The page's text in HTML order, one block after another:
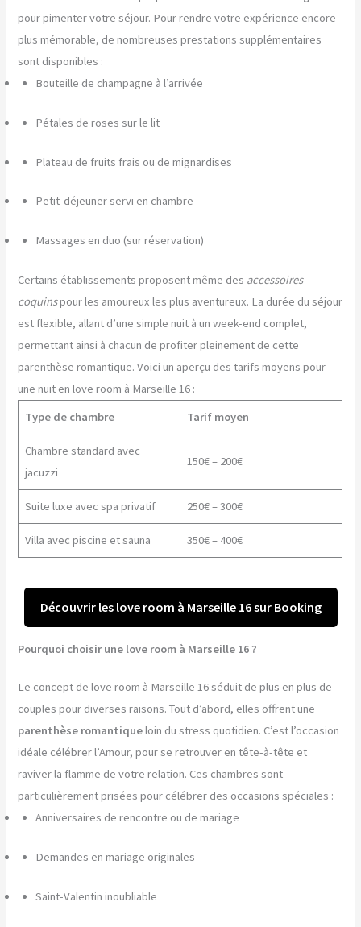
pour pimenter votre séjour. Pour rendre votre expérience encore
plus mémorable, de nombreuses prestations supplémentaires
sont disponibles :
Bouteille de champagne à l’arrivée
Pétales de roses sur le lit
Plateau de fruits frais ou de mignardises
Petit-déjeuner servi en chambre
Massages en duo (sur réservation)
Certains établissements proposent même des accessoires
coquinspour les amoureux les plus aventureux. La durée du séjour
est flexible, allant d’une simple nuit à un week-end complet,
permettant ainsi à chacun de profiter pleinement de cette
parenthèse romantique. Voici un aperçu des tarifs moyens pour
une nuit en love room à Marseille 16 :
Type de chambre
Tarif moyen
Chambre standard avec
jacuzzi
150€ – 200€
Suite luxe avec spa privatif 250€ – 300€
Villa avec piscine et sauna 350€ – 400€
Découvrir les love room à Marseille 16 sur Booking
Pourquoi choisir une love room à Marseille 16 ?
Le concept de love room à Marseille 16 séduit de plus en plus de
couples pour diverses raisons. Tout d’abord, elles offrent une
parenthèse romantiqueloin du stress quotidien. C’est l’occasion
idéale célébrer l’Amour, pour se retrouver en tête-à-tête et
raviver la flamme de votre relation. Ces chambres sont
particulièrement prisées pour célébrer des occasions spéciales :
Anniversaires de rencontre ou de mariage
Demandes en mariage originales
Saint-Valentin inoubliable